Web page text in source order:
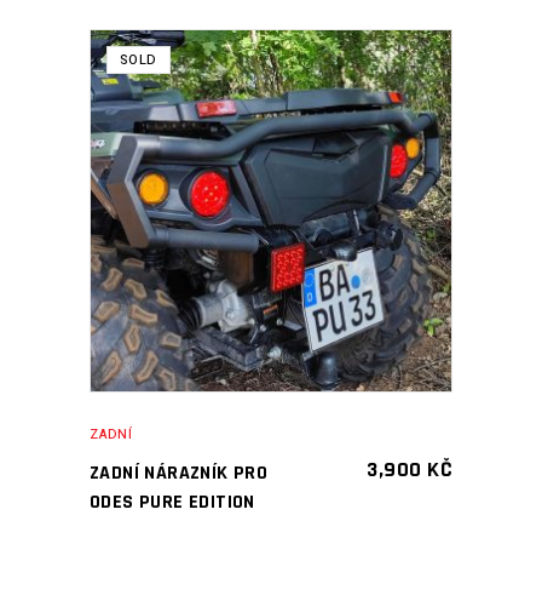
SOLD
ČTĚTE VÍCE
ZADNÍ
ZADNÍ NÁRAZNÍK PRO
ODES PURE EDITION
3,900 KČ